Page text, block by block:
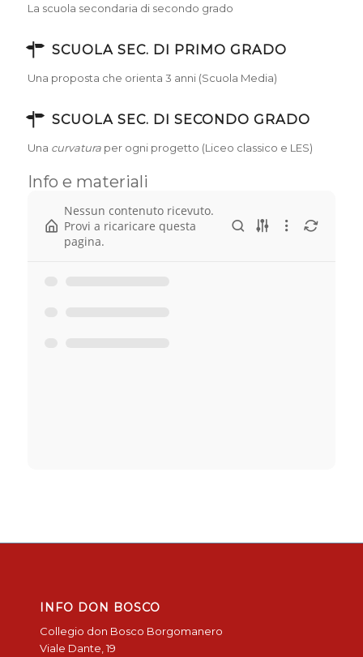
La scuola secondaria di secondo grado
SCUOLA SEC. DI PRIMO GRADO
Una proposta che orienta 3 anni (Scuola Media)
SCUOLA SEC. DI SECONDO GRADO
Una curvaturaper ogni progetto (Liceo classico e LES)
Info e materiali
Nessun contenuto ricevuto.
Provi a ricaricare questa
pagina.
INFO DON BOSCO
Collegio don Bosco Borgomanero
Viale Dante, 19